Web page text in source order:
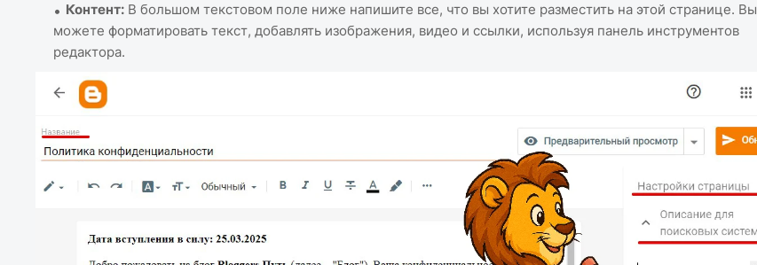
Контент: В большом текстовом поле ниже напишите все, что вы хотите разместить на этой странице. Вы
можете форматировать текст, добавлять изображения, видео и ссылки, используя панель инструментов
редактора.